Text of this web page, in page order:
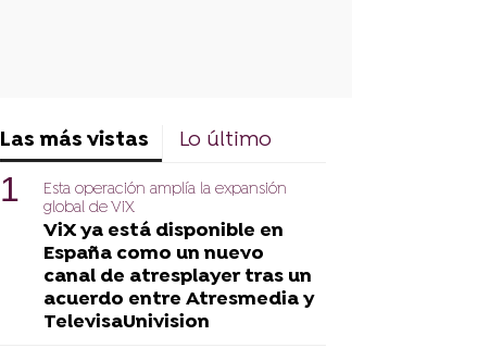
Las más vistas Lo último
Esta operación amplía la expansión
global de ViX
ViX ya está disponible en
España como un nuevo
canal de atresplayer tras un
acuerdo entre Atresmedia y
TelevisaUnivision